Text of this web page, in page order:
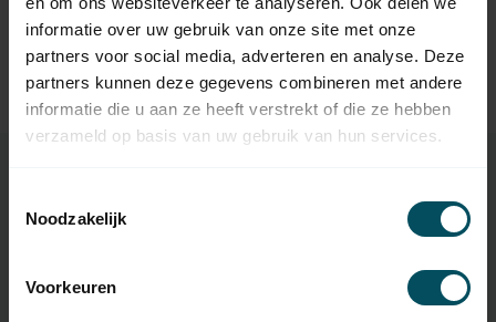
informatie over uw gebruik van onze site met onze
partners voor social media, adverteren en analyse. Deze
partners kunnen deze gegevens combineren met andere
informatie die u aan ze heeft verstrekt of die ze hebben
verzameld op basis van uw gebruik van hun services.
Noodzakelijk
Voorkeuren
HUISMERK
Huismerk Spiralkabel lang,
5-adrig, schwarz 61,95
Eigenschaften
Artikelnummer: